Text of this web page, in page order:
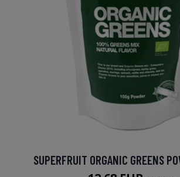
SUPERFRUIT ORGANIC GREENS